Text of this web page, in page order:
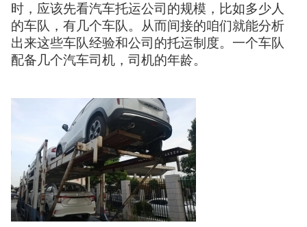
时，应该先看汽车托运公司的规模，比如多少人
的车队，有几个车队。从而间接的咱们就能分析
出来这些车队经验和公司的托运制度。一个车队
配备几个汽车司机，司机的年龄。